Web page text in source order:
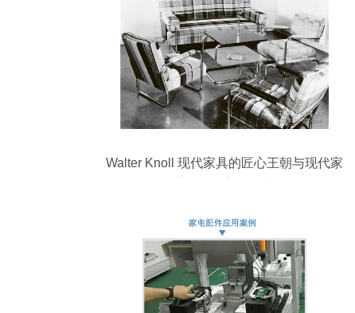
Walter Knoll 现代家具的匠心王朝与现代家